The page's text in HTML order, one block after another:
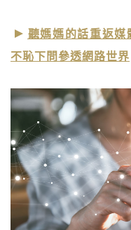
聽媽媽的話重返
不恥下問參透網路世界